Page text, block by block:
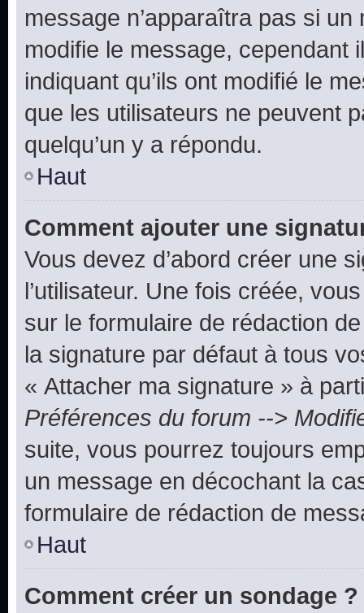
message n’apparaîtra pas si
modifie le message, cependant
indiquant qu’ils ont modifié le
que les utilisateurs ne peuvent
quelqu’un y a répondu.
Haut
Comment ajouter une
Vous devez d’abord créer une
l’utilisateur. Une fois créée,
sur le formulaire de rédaction
la signature par défaut à tous
« Attacher ma signature » à
Préférences du forum -->
suite, vous pourrez toujours
un message en décochant la
formulaire de rédaction de
Haut
Comment créer un sondage ?